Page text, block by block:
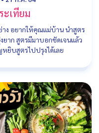
ะเทียม
ง อยากให้คุณแม่บ้าน นำสูตร
ยาก สูตรมีมาบอกชัดเจนแล้ว
ยิบสูตรไปปรุงได้เลย